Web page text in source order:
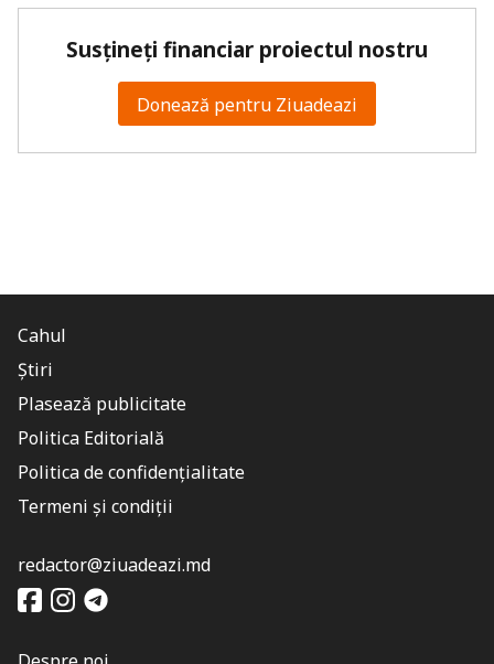
Susțineți financiar proiectul nostru
Donează pentru Ziuadeazi
Cahul
Știri
Plasează publicitate
Politica Editorială
Politica de confidențialitate
Termeni și condiții
redactor@ziuadeazi.md